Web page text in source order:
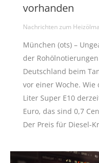
vorhanden
Nachrichten zum
München (ots) –
der
Deutschland beim
vor einer Woche. Wie
Liter Super E10
Euro, das sind 0,7
Der Preis für Diesel-